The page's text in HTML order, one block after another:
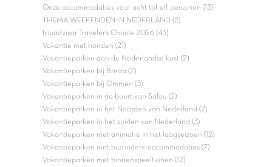
Onze accommodaties voor acht tot elf personen (13)
THEMA WEEKENDEN IN NEDERLAND (2)
tripadvisor Traveler’s Choice 2026 (43)
Vakantie met honden (21)
Vakantieparken aan de Nederlandse kust (2)
Vakantieparken bij Breda (2)
Vakantieparken bij Ommen (3)
Vakantieparken in de buurt van Salou (2)
Vakantieparken in het Noorden van Nederland (2)
Vakantieparken in het zuiden van Nederland (3)
Vakantieparken met animatie in het laagseizoen (12)
Vakantieparken met bijzondere accommodaties (7)
Vakantieparken met binnenspeeltuinen (12)